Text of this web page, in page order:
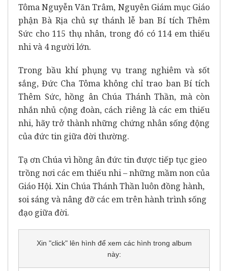
Tôma Nguyễn Văn Trâm, Nguyên Giám mục Giáo
phận Bà Rịa chủ sự thánh lễ ban Bí tích Thêm
Sức cho 115 thụ nhân, trong đó có 114 em thiếu
nhi và 4 người lớn.
Trong bầu khí phụng vụ trang nghiêm và sốt
sắng, Đức Cha Tôma không chỉ trao ban Bí tích
Thêm Sức, hồng ân Chúa Thánh Thần, mà còn
nhắn nhủ cộng đoàn, cách riêng là các em thiếu
nhi, hãy trở thành những chứng nhân sống động
của đức tin giữa đời thường.
Tạ ơn Chúa vì hồng ân đức tin được tiếp tục gieo
trồng nơi các em thiếu nhi – những mầm non của
Giáo Hội. Xin Chúa Thánh Thần luôn đồng hành,
soi sáng và nâng đỡ các em trên hành trình sống
đạo giữa đời.
Xin "click" lên hình để xem các hình trong album
này: